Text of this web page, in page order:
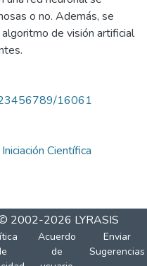
o no. Además, se
de visión artificial
16061
Científica
2002-2026 LYRASIS
Acuerdo
de
Enviar
Sugerencias